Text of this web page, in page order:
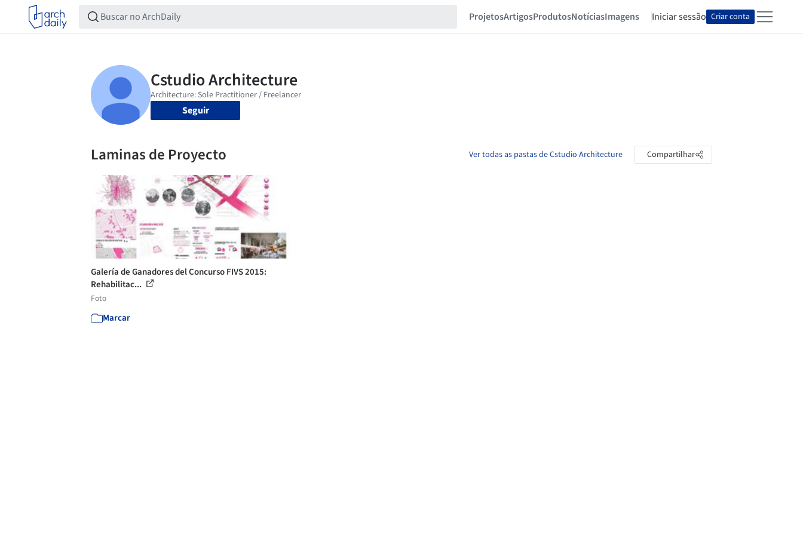
ProjetosArtigosProdutosNotíciasImagens Iniciar sessão Criar conta
Seguir
Laminas de Proyecto Ver todas as pastas de Cstudio Architecture Compartilhar
Galería de Ganadores del Concurso FIVS 2015:
Rehabilitac...
Foto
Marcar